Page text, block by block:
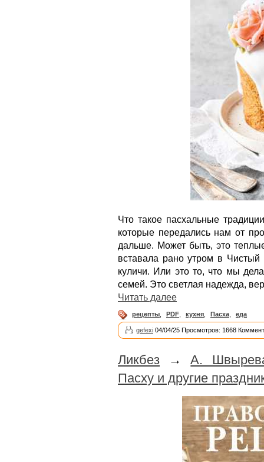
Что такое пасхальные
которые передались нам от
дальше. Может быть, это
вставала рано утром в Чистый
куличи. Или это то, что мы
семей. Это светлая надежда,
Читать далее
рецепты PDF кухня Пасха еда
gefexi 04/04/25 Просмотров: 1668
Ликбез →А.
Пасху и другие